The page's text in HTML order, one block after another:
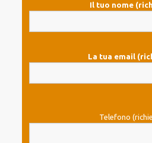
Il tuo nome
La tua email
Telefono